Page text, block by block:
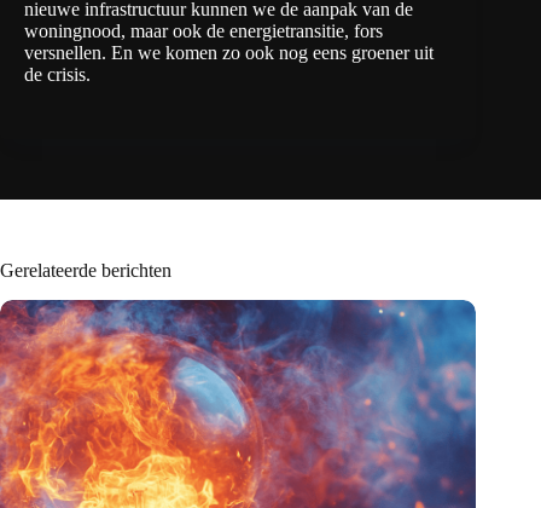
nieuwe infrastructuur kunnen we de aanpak van de
woningnood, maar ook de energietransitie, fors
versnellen. En we komen zo ook nog eens groener uit
de crisis.
Gerelateerde berichten